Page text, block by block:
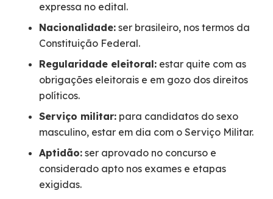
expressa no edital.
Nacionalidade: ser brasileiro, nos termos da
Constituição Federal.
Regularidade eleitoral: estar quite com as
obrigações eleitorais e em gozo dos direitos
políticos.
Serviço militar: para candidatos do sexo
masculino, estar em dia com o Serviço Militar.
Aptidão: ser aprovado no concurso e
considerado apto nos exames e etapas
exigidas.